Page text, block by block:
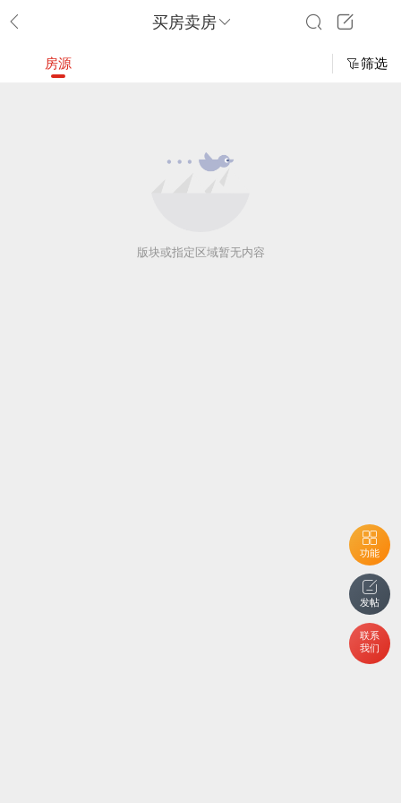
买房卖房
功能
发帖
联系
我们
房源 筛选
版块或指定区域暂无内容